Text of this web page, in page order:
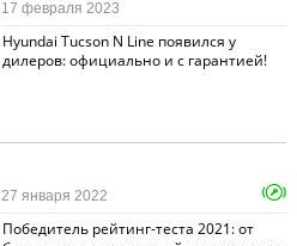
Hyundai Tucson N Line появился у
дилеров: официально и с гарантией!
17 февраля 2023
Победитель рейтинг-теста 2021: от
27 января 2022